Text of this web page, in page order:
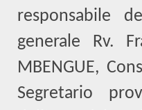
responsabile
generale Rv.
MBENGUE,
Segretario